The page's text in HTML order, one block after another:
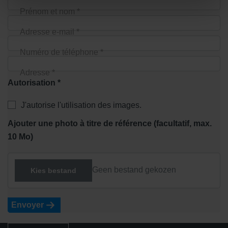
Prénom et nom *
Adresse e-mail *
Numéro de téléphone *
Adresse *
Autorisation *
J'autorise l'utilisation des images.
Ajouter une photo à titre de référence (facultatif, max.
10 Mo)
Kies bestand Geen bestand gekozen
Envoyer